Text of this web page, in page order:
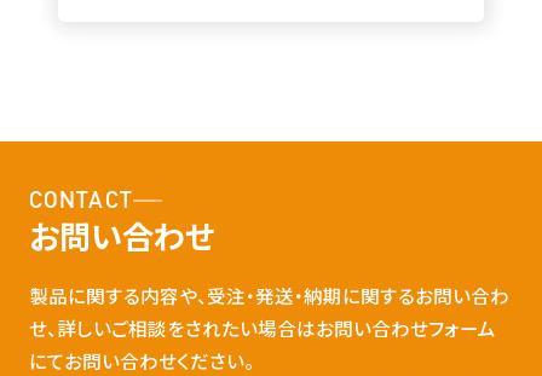
CONTACT
お問い合わせ
製品に関する内容や、受注・発送・納期に関するお問い合わ
せ、詳しいご相談をされたい場合はお問い合わせフォーム
にてお問い合わせください。